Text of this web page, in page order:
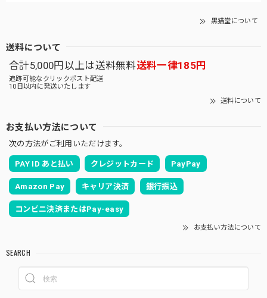
黒猫堂について
送料について
合計5,000円以上は送料無料送料一律185円
追跡可能なクリックポスト配送
10日以内に発送いたします
送料について
お支払い方法について
次の方法がご利用いただけます。
PAY ID あと払い クレジットカード PayPay
Amazon Pay キャリア決済 銀行振込
コンビニ決済またはPay-easy
お支払い方法について
SEARCH